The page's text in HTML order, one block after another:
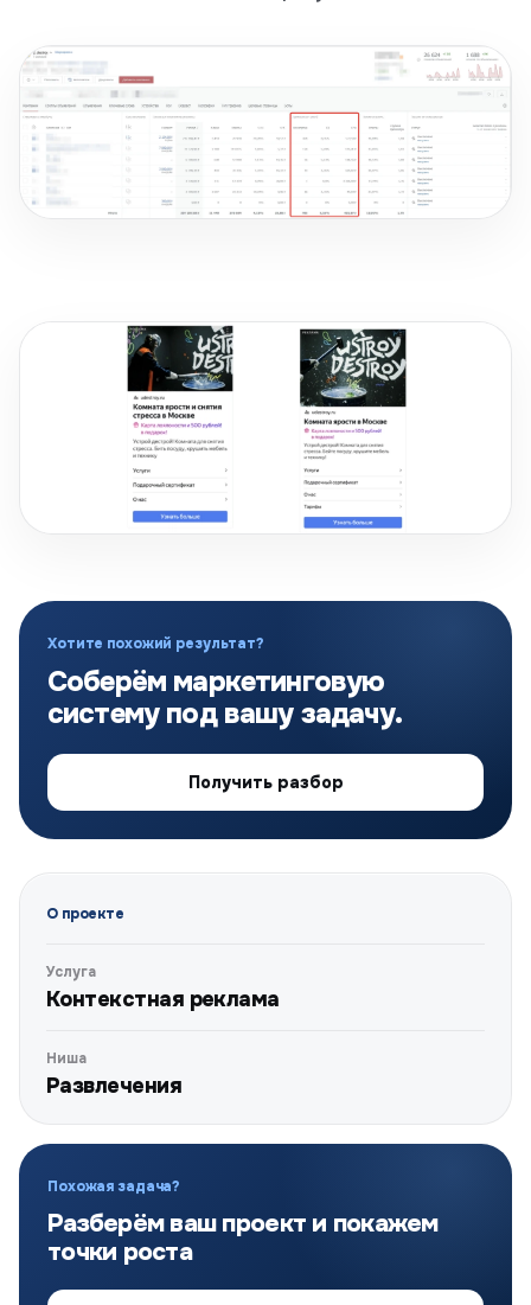
О проекте
Услуга
Контекстная реклама
Ниша
Развлечения
Похожая задача?
Разберём ваш проект и покажем
точки роста
Хотите похожий результат?
Соберём маркетинговую
систему под вашу задачу.
Получить разбор